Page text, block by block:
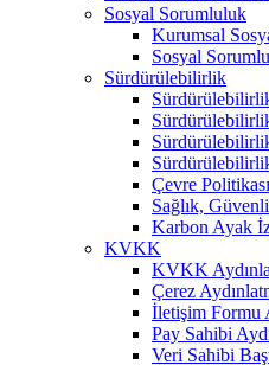
Sosyal Sorumluluk
Kurumsal
Sosyal
Sürdürülebilirlik
Çevre Politikası
Sağlık,
Karbon Ayak
KVKK
KVKK
Çerez
İletişim Formu
Pay Sahibi
Veri Sahibi